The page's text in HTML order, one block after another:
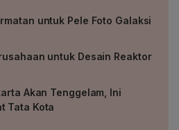
untuk Pele Foto Galaksi
untuk Desain Reaktor
Akan Tenggelam, Ini
Tata Kota